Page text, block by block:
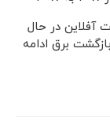
آفلاین در حال
برق ادامه